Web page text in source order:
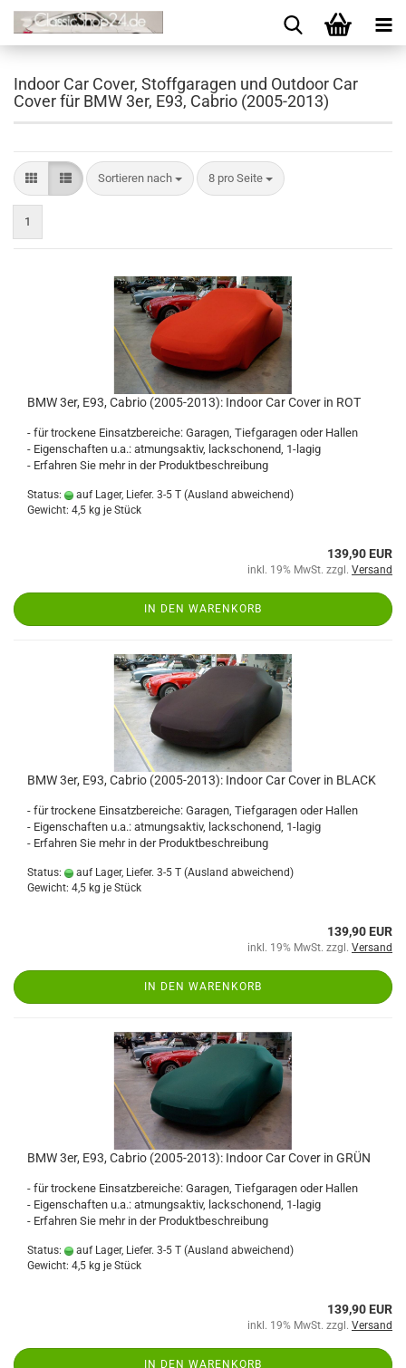
Indoor Car Cover, Stoffgaragen und Outdoor Car
Cover für BMW 3er, E93, Cabrio (2005-2013)
Sortieren nach 8 pro Seite
1
BMW 3er, E93, Cabrio (2005-2013): Indoor Car Cover in ROT
- für trockene Einsatzbereiche: Garagen, Tiefgaragen oder Hallen
- Eigenschaften u.a.: atmungsaktiv, lackschonend, 1-lagig
- Erfahren Sie mehr in der Produktbeschreibung
Status: auf Lager, Liefer. 3-5 T (Ausland abweichend)
Gewicht: 4,5 kg je Stück
139,90 EUR
inkl. 19% MwSt. zzgl. Versand
IN DEN WARENKORB
BMW 3er, E93, Cabrio (2005-2013): Indoor Car Cover in BLACK
- für trockene Einsatzbereiche: Garagen, Tiefgaragen oder Hallen
- Eigenschaften u.a.: atmungsaktiv, lackschonend, 1-lagig
- Erfahren Sie mehr in der Produktbeschreibung
Status: auf Lager, Liefer. 3-5 T (Ausland abweichend)
Gewicht: 4,5 kg je Stück
139,90 EUR
inkl. 19% MwSt. zzgl. Versand
IN DEN WARENKORB
BMW 3er, E93, Cabrio (2005-2013): Indoor Car Cover in GRÜN
- für trockene Einsatzbereiche: Garagen, Tiefgaragen oder Hallen
- Eigenschaften u.a.: atmungsaktiv, lackschonend, 1-lagig
- Erfahren Sie mehr in der Produktbeschreibung
Status: auf Lager, Liefer. 3-5 T (Ausland abweichend)
Gewicht: 4,5 kg je Stück
139,90 EUR
inkl. 19% MwSt. zzgl. Versand
IN DEN WARENKORB